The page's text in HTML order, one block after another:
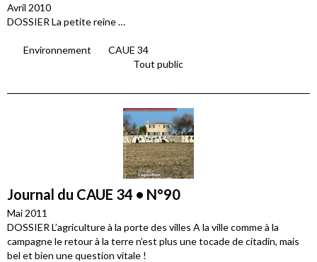
Avril 2010
DOSSIER La petite reine …
Environnement
CAUE 34
Tout public
Journal du CAUE 34 • N°90
Mai 2011
DOSSIER L’agriculture à la porte des villes A la ville comme à la
campagne le retour à la terre n’est plus une tocade de citadin, mais
bel et bien une question vitale !